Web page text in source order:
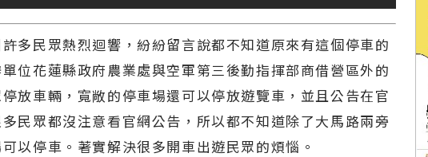
民眾熱烈迴響，紛紛留言說都不知道原來有這個停車的
位花蓮縣政府農業處與空軍第三後勤指揮部商借營區外的
放車輛，寬敞的停車場還可以停放遊覽車，並且公告在官
民眾都沒注意看官網公告，所以都不知道除了大馬路兩旁
以停車。著實解決很多開車出遊民眾的煩惱。